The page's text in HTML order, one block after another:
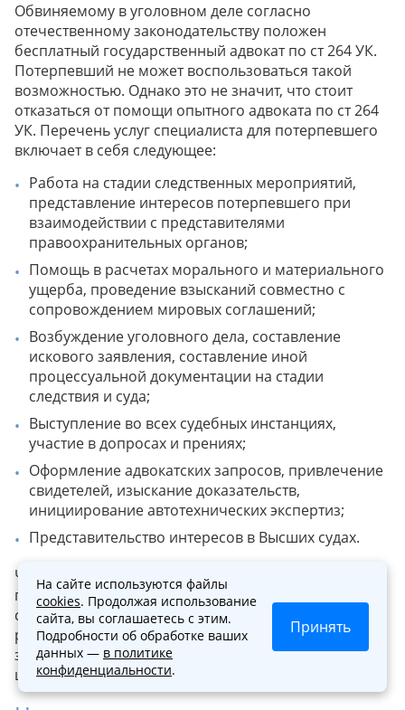
Обвиняемому в уголовном деле согласно
отечественному законодательству положен
бесплатный государственный адвокат по ст 264 УК.
Потерпевший не может воспользоваться такой
возможностью. Однако это не значит, что стоит
отказаться от помощи опытного адвоката по ст 264
УК. Перечень услуг специалиста для потерпевшего
включает в себя следующее:
Работа на стадии следственных мероприятий,
представление интересов потерпевшего при
взаимодействии с представителями
правоохранительных органов;
Помощь в расчетах морального и материального
ущерба, проведение взысканий совместно с
сопровождением мировых соглашений;
Возбуждение уголовного дела, составление
искового заявления, составление иной
процессуальной документации на стадии
следствия и суда;
Выступление во всех судебных инстанциях,
участие в допросах и прениях;
Оформление адвокатских запросов, привлечение
свидетелей, изыскание доказательств,
инициирование автотехнических экспертиз;
Представительство интересов в Высших судах.
Чем раньше вы обратитесь за помощью к адвокату
по ст 264 УК, тем лучше он сможет разобраться в
ситуации. Дайте правозащитнику время на
разработку подходящей стратегии судебной
защиты, чтобы он смог добиться поставленных
целей.
На сайте используются файлы
cookies. Продолжая использование
сайта, вы соглашаетесь с этим.
Подробности об обработке ваших
данных — в политике
конфиденциальности.
Принять